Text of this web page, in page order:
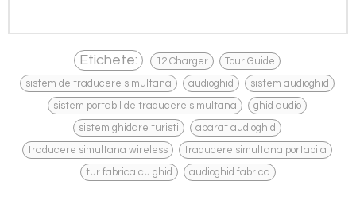
Etichete: 12 Charger , Tour Guide ,
sistem de traducere simultana , audioghid , sistem audioghid ,
sistem portabil de traducere simultana , ghid audio ,
sistem ghidare turisti , aparat audioghid ,
traducere simultana wireless , traducere simultana portabila ,
tur fabrica cu ghid audioghid fabrica